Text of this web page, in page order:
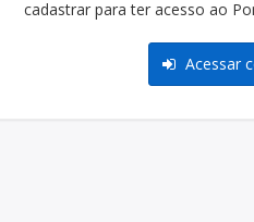
cadastrar para ter acesso ao
Acessar